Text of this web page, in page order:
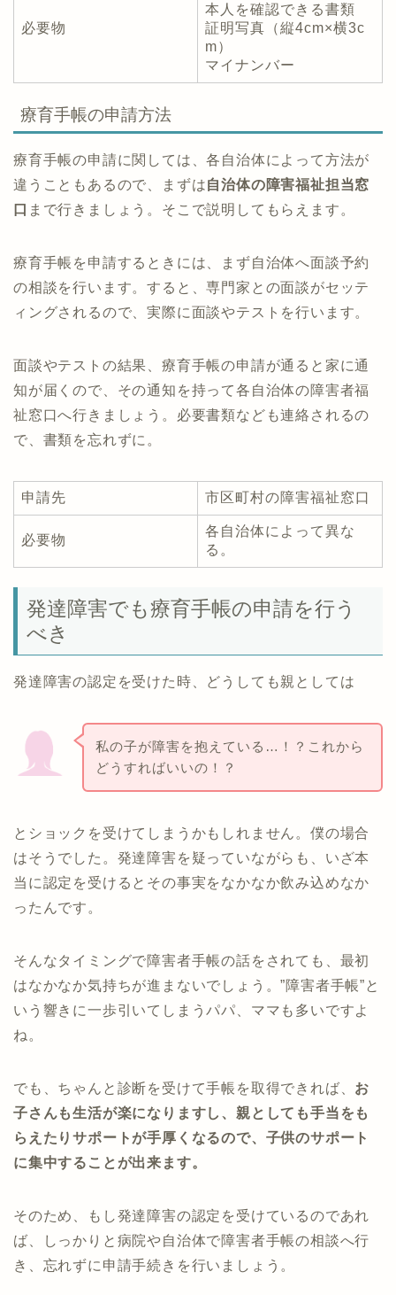
必要物
本人を確認できる書類
証明写真（縦4cm×横3c
m）
マイナンバー
療育手帳の申請方法
療育手帳の申請に関しては、各自治体によって方法が
違うこともあるので、まずは自治体の障害福祉担当窓
口 まで行きましょう。そこで説明してもらえます。
療育手帳を申請するときには、まず自治体へ面談予約
の相談を行います。すると、専門家との面談がセッテ
ィングされるので、実際に面談やテストを行います。
面談やテストの結果、療育手帳の申請が通ると家に通
知が届くので、その通知を持って各自治体の障害者福
祉窓口へ行きましょう。必要書類なども連絡されるの
で、書類を忘れずに。
申請先 市区町村の障害福祉窓口
必要物
各自治体によって異な
る。
発達障害でも療育手帳の申請を行う
べき
発達障害の認定を受けた時、どうしても親としては
私の子が障害を抱えている…！？これから
どうすればいいの！？
とショックを受けてしまうかもしれません。僕の場合
はそうでした。発達障害を疑っていながらも、いざ本
当に認定を受けるとその事実をなかなか飲み込めなか
ったんです。
そんなタイミングで障害者手帳の話をされても、最初
はなかなか気持ちが進まないでしょう。”障害者手帳”と
いう響きに一歩引いてしまうパパ、ママも多いですよ
ね。
でも、ちゃんと診断を受けて手帳を取得できれば、 お
子さんも生活が楽になりますし、親としても手当をも
らえたりサポートが手厚くなるので、子供のサポート
に集中することが出来ます。
そのため、もし発達障害の認定を受けているのであれ
ば、しっかりと病院や自治体で障害者手帳の相談へ行
き、忘れずに申請手続きを行いましょう。